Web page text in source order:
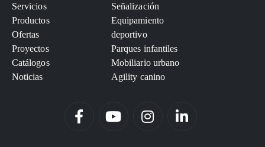
Servicios
Productos
Ofertas
Proyectos
Catálogos
Noticias
Señalización
Equipamiento
deportivo
Parques infantiles
Mobiliario urbano
Agility canino